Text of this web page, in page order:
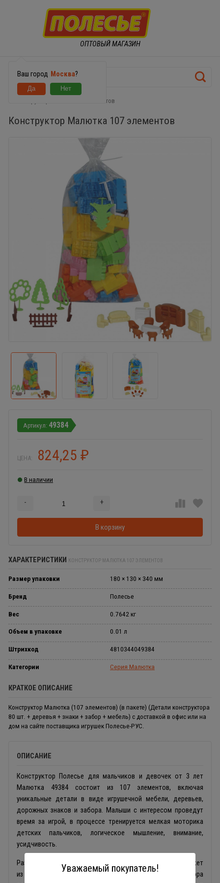
ОПТОВЫЙ МАГАЗИН
Ваш город Москва?
Конструктор Малютка 107 элементов
Конструктор Малютка 107 элементов
49384
ЦЕНА: 824,25 ₽
В наличии
- +
В корзину
ХАРАКТЕРИСТИКИ КОНСТРУКТОР МАЛЮТКА 107 ЭЛЕМЕНТОВ
Размер упаковки 180 × 130 × 340 мм
Бренд Полесье
Вес 0.7642 кг
Объем в упаковке 0.01 л
Штрихкод 4810344049384
Категории Серия Малютка
КРАТКОЕ ОПИСАНИЕ
Конструктор Малютка (107 элементов) (в пакете) (Детали конструктора
80 шт. + деревья + знаки + забор + мебель) с доставкой в офис или на
дом на сайте поставщика игрушек Полесье-РУС.
ОПИСАНИЕ
Конструктор Полесье для мальчиков и девочек от 3 лет
Малютка 49384 состоит из 107 элементов, включая
уникальные детали в виде игрушечной мебели, деревьев,
дорожных знаков и забора. Малыши с интересом проведут
время за игрой, в процессе тренируется мелкая моторика
детских пальчиков, логическое мышление, внимание,
усидчивость.
Развивающая игрушка Полесье упакована в прозрачный пакет
из плотного материала. Элементы конструктора
Уважаемый покупатель!